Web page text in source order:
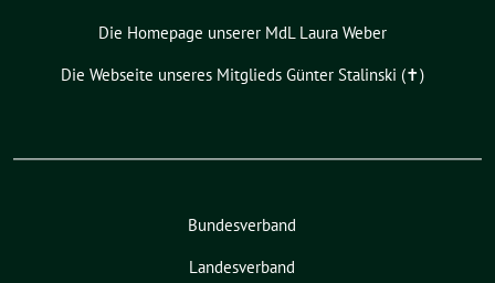
Die Homepage unserer MdL Laura Weber
Die Webseite unseres Mitglieds Günter Stalinski (✝︎)
Bundesverband
Landesverband